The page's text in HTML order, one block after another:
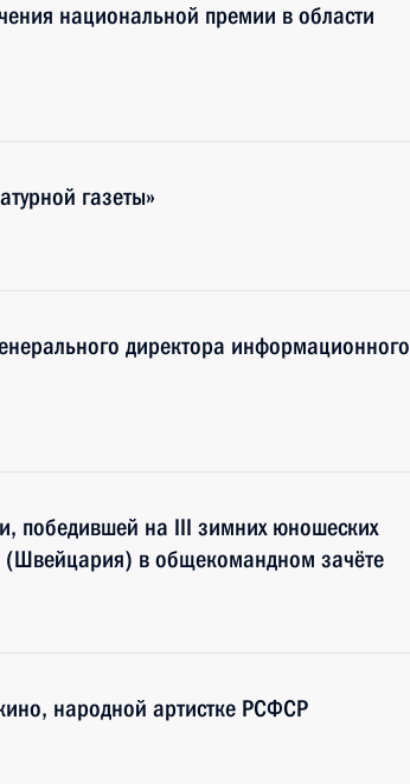
национальной премии в области
газеты»
директора информационного
победившей на III зимних юношеских
(Швейцария) в общекомандном зачёте
народной артистке РСФСР